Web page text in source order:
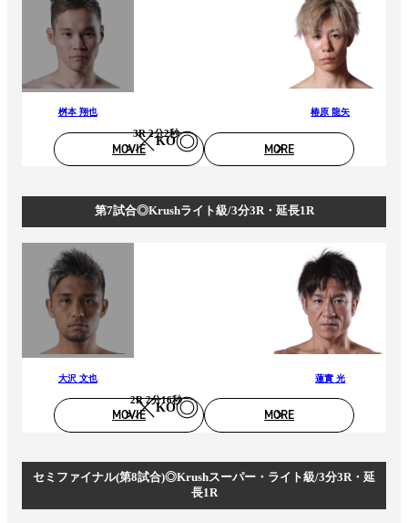
桝本 翔也
KO
3R 2分2秒
椿原 龍矢
MOVIE MORE
第7試合◎Krushライト級/3分3R・延長1R
大沢 文也
KO
2R 2分16秒
蓮實 光
MOVIE MORE
セミファイナル(第8試合)◎Krushスーパー・ライト級/3分3R・延
長1R